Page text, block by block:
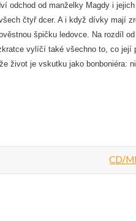
odchod od manželky Magdy i
čtyř dcer. A i když dívky mají
špičku ledovce. Na rozdíl
vylíčí také všechno to, co
život je vskutku jako bonboniéra:
CD/